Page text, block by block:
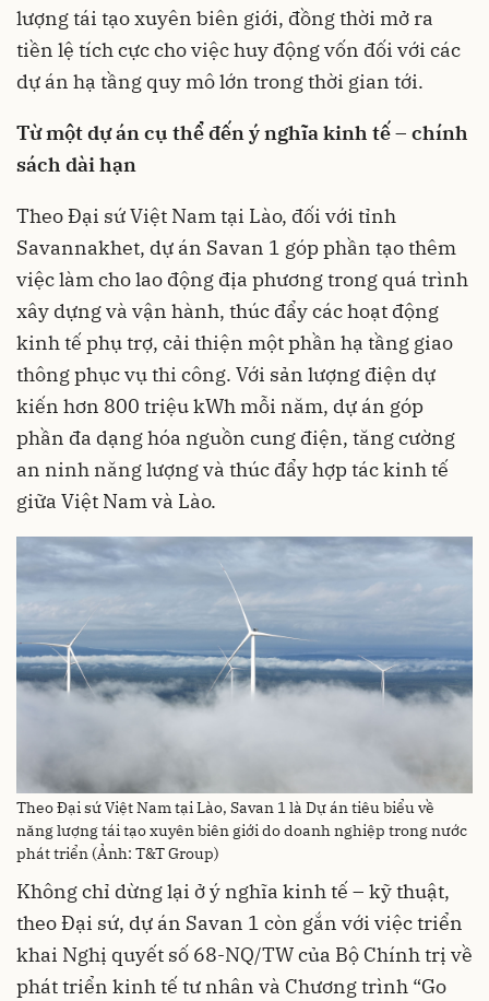
lượng tái tạo xuyên biên giới, đồng thời mở ra
tiền lệ tích cực cho việc huy động vốn đối với các
dự án hạ tầng quy mô lớn trong thời gian tới.
Từ một dự án cụ thể đến ý nghĩa kinh tế – chính
sách dài hạn
Theo Đại sứ Việt Nam tại Lào, đối với tỉnh
Savannakhet, dự án Savan 1 góp phần tạo thêm
việc làm cho lao động địa phương trong quá trình
xây dựng và vận hành, thúc đẩy các hoạt động
kinh tế phụ trợ, cải thiện một phần hạ tầng giao
thông phục vụ thi công. Với sản lượng điện dự
kiến hơn 800 triệu kWh mỗi năm, dự án góp
phần đa dạng hóa nguồn cung điện, tăng cường
an ninh năng lượng và thúc đẩy hợp tác kinh tế
giữa Việt Nam và Lào.
Theo Đại sứ Việt Nam tại Lào, Savan 1 là Dự án tiêu biểu về
năng lượng tái tạo xuyên biên giới do doanh nghiệp trong nước
phát triển (Ảnh: T&T Group)
Không chỉ dừng lại ở ý nghĩa kinh tế – kỹ thuật,
theo Đại sứ, dự án Savan 1 còn gắn với việc triển
khai Nghị quyết số 68-NQ/TW của Bộ Chính trị về
phát triển kinh tế tư nhân và Chương trình “Go